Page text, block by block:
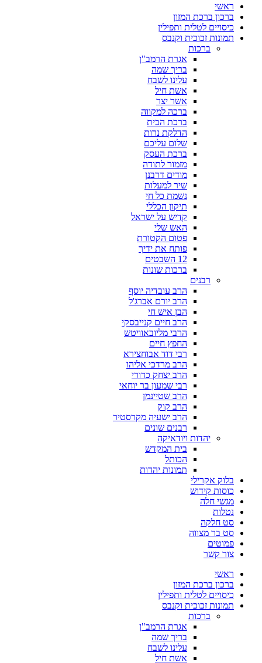
ראשי
ברכון ברכת המזון
כיסויים לטלית ותפילין
תמונות זכוכית וקנבס
ברכות
אגרת הרמב"ן
בריך שמה
עלינו לשבח
אשת חיל
אשר יצר
ברכה למקווה
ברכת הבית
הדלקת נרות
שלום עליכם
ברכת העסק
מזמור לתודה
מודים דרבנן
שיר למעלות
נשמת כל חי
תיקון הכללי
קדיש על ישראל
האש שלי
פטום הקטורת
פותח את ידיך
12 השבטים
ברכות שונות
רבנים
הרב עובדיה יוסף
הרב יורם אברג'ל
הבן איש חי
הרב חיים קנייבסקי
הרבי מליובאוויטש
החפץ חיים
רבי דוד אבוחצירא
הרב מרדכי אליהו
הרב יצחק כדורי
רבי שמעון בר יוחאי
הרב שטיינמן
הרב קוק
הרב ישעיה מקרסטיר
רבנים שונים
יהדות ויודאיקה
בית המקדש
הכותל
תמונות יהדות
בלוק אקרילי
כוסות קידוש
מגשי חלה
נטלות
סט חלקה
סט בר מצווה
פמוטים
צור קשר
ראשי
ברכון ברכת המזון
כיסויים לטלית ותפילין
תמונות זכוכית וקנבס
ברכות
אגרת הרמב"ן
בריך שמה
עלינו לשבח
אשת חיל